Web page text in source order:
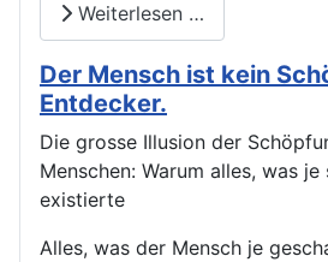
Weiterlesen …
Der Mensch ist kein
Entdecker.
Die grosse Illusion der
Menschen: Warum alles, was
existierte
Alles, was der Mensch je